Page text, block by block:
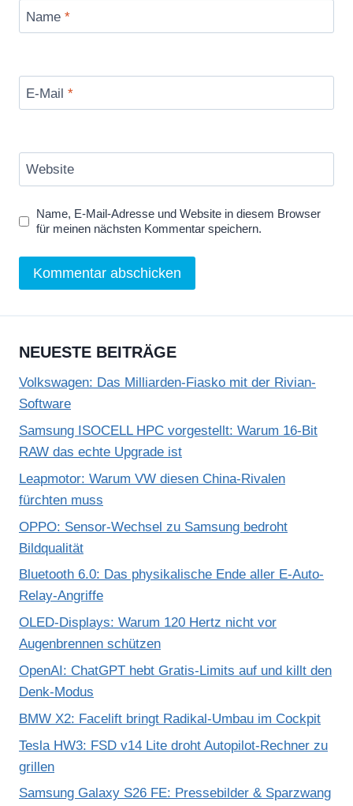
Name *
E-Mail *
Website
Name, E-Mail-Adresse und Website in diesem Browser
für meinen nächsten Kommentar speichern.
NEUESTE BEITRÄGE
Volkswagen: Das Milliarden-Fiasko mit der Rivian-
Software
Samsung ISOCELL HPC vorgestellt: Warum 16-Bit
RAW das echte Upgrade ist
Leapmotor: Warum VW diesen China-Rivalen
fürchten muss
OPPO: Sensor-Wechsel zu Samsung bedroht
Bildqualität
Bluetooth 6.0: Das physikalische Ende aller E-Auto-
Relay-Angriffe
OLED-Displays: Warum 120 Hertz nicht vor
Augenbrennen schützen
OpenAI: ChatGPT hebt Gratis-Limits auf und killt den
Denk-Modus
BMW X2: Facelift bringt Radikal-Umbau im Cockpit
Tesla HW3: FSD v14 Lite droht Autopilot-Rechner zu
grillen
Samsung Galaxy S26 FE: Pressebilder & Sparzwang